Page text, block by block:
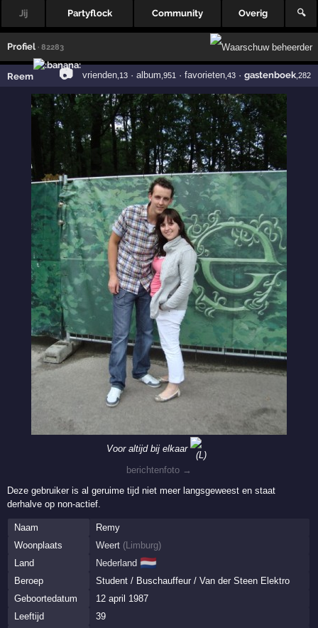
Jij Partyflock Community Overig 🔍
Profiel · 82283
Reem 📷 vrienden,13· album ,951 · favorieten,43· gastenboek,282
Voor altijd bij elkaar
berichtenfoto →
Deze gebruiker is al geruime tijd niet meer langsgeweest en staat
derhalve op non-actief.
Naam
Remy
Woonplaats
Weert (Limburg)
Land
Nederland 🇳🇱
Beroep
Student / Buschauffeur / Van der Steen Elektro
Geboortedatum
12 april 1987
Leeftijd
39